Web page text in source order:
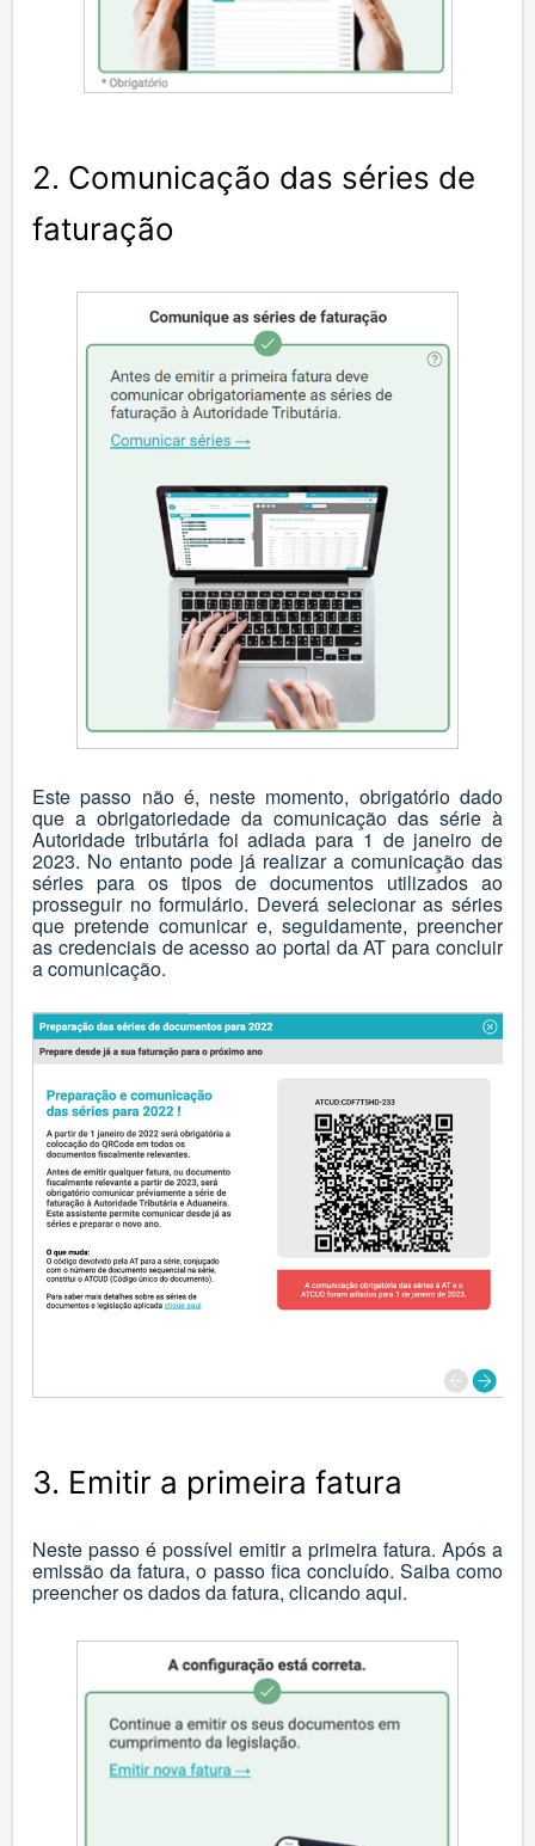
2. Comunicação das séries de
faturação
Este passo não é, neste momento, obrigatório dado
que a obrigatoriedade da comunicação das série à
Autoridade tributária foi adiada para 1 de janeiro de
2023. No entanto pode já realizar a comunicação das
séries para os tipos de documentos utilizados ao
prosseguir no formulário. Deverá selecionar as séries
que pretende comunicar e, seguidamente, preencher
as credenciais de acesso ao portal da AT para concluir
a comunicação.
3. Emitir a primeira fatura
Neste passo é possível emitir a primeira fatura. Após a
emissão da fatura, o passo fica concluído. Saiba como
preencher os dados da fatura, clicandoaqui.